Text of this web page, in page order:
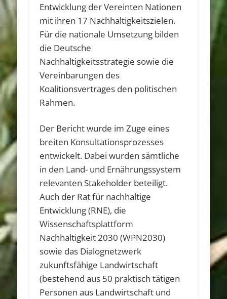
Entwicklung der Vereinten Nationen
mit ihren 17 Nachhaltigkeitszielen.
Für die nationale Umsetzung bilden
die Deutsche
Nachhaltigkeitsstrategie sowie die
Vereinbarungen des
Koalitionsvertrages den politischen
Rahmen.
Der Bericht wurde im Zuge eines
breiten Konsultationsprozesses
entwickelt. Dabei wurden sämtliche
in den Land- und Ernährungssystem
relevanten Stakeholder beteiligt.
Auch der Rat für nachhaltige
Entwicklung (RNE), die
Wissenschaftsplattform
Nachhaltigkeit 2030 (WPN2030)
sowie das Dialognetzwerk
zukunftsfähige Landwirtschaft
(bestehend aus 50 praktisch tätigen
Personen aus Landwirtschaft und